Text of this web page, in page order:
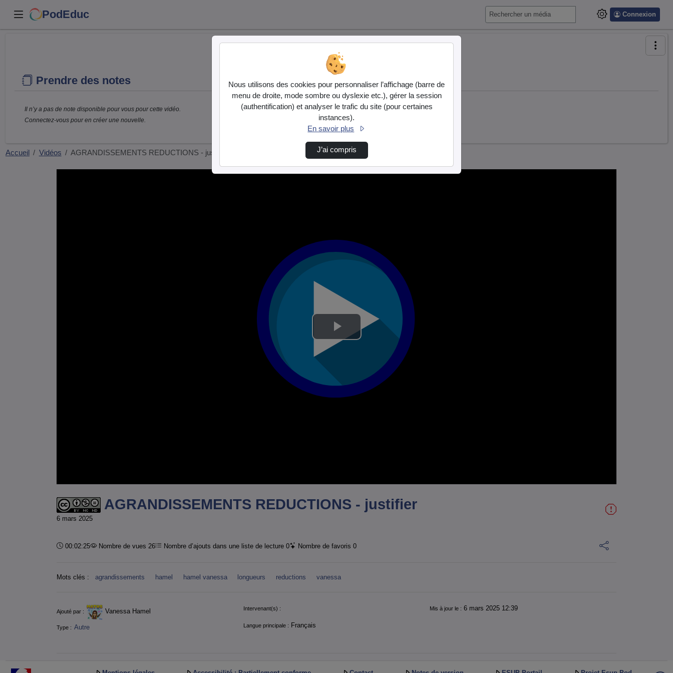
PodEduc Connexion
Prendre des notes
Il n’y a pas de note disponible pour vous pour cette vidéo.
Connectez-vous pour en créer une nouvelle.
Accueil Vidéos AGRANDISSEMENTS REDUCTIONS - justifier
Lire
vidéo
AGRANDISSEMENTS REDUCTIONS - justifier
6 mars 2025
Durée :
00:02:25 Nombre de vues 26 Nombre d’ajouts dans une liste de lecture 0 Nombre de favoris 0
Mots clés : agrandissements hamel hamel vanessa longueurs reductions vanessa
Informations
Ajouté par : Vanessa Hamel Intervenant(s) : Mis à jour le : 6 mars 2025 12:39
Type : Autre Langue principale : Français
Nous utilisons des cookies pour personnaliser l’affichage (barre de
menu de droite, mode sombre ou dyslexie etc.), gérer la session
(authentification) et analyser le trafic du site (pour certaines
instances).
En savoir plus
J’ai compris